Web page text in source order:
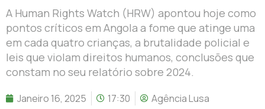
A Human Rights Watch (HRW) apontou hoje como
pontos críticos em Angola a fome que atinge uma
em cada quatro crianças, a brutalidade policial e
leis que violam direitos humanos, conclusões que
constam no seu relatório sobre 2024.
Janeiro 16, 2025 17:30 Agência Lusa